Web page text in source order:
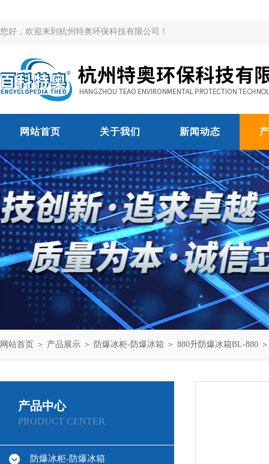
您好，欢迎来到杭州特奥环保科技有限公司！
网站首页 关于我们 新闻动态
网站首页 ＞ 产品展示 ＞ 防爆冰柜-防爆冰箱 ＞ 880升防爆冰箱BL-880
产品中心
PRODUCT CENTER
防爆冰柜-防爆冰箱